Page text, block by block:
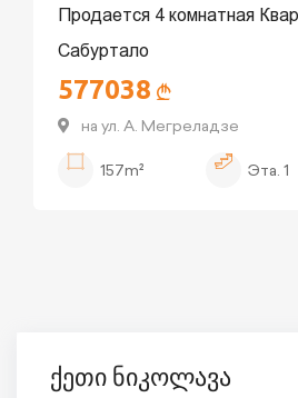
Продается 4 комнатная
Сабуртало
577038
на ул. А. Мегреладзе
157m²
Эта. 1
ქეთი ნიკოლავა